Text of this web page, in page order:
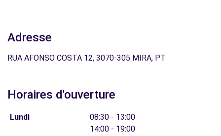
Adresse
RUA AFONSO COSTA 12, 3070-305 MIRA, PT
Horaires d'ouverture
Lundi
08:30 - 13:00
14:00 - 19:00